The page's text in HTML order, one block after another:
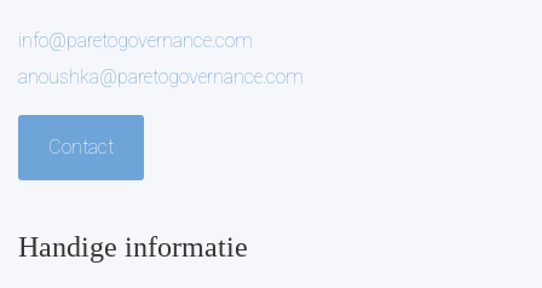
info@paretogovernance.com
anoushka@paretogovernance.com
Contact
Handige informatie